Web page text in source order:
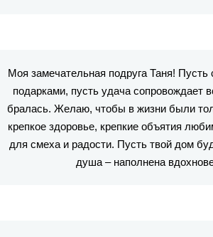
Моя замечательная подруга Таня! Пусть
подарками, пусть удача сопровождает
бралась. Желаю, чтобы в жизни были
крепкое здоровье, крепкие объятия
для смеха и радости. Пусть твой дом
душа – наполнена